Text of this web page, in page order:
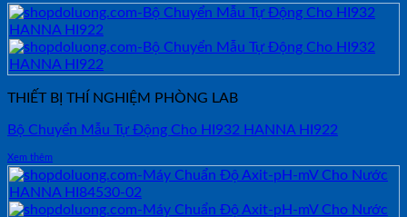
THIẾT BỊ THÍ NGHIỆM PHÒNG LAB
Bộ Chuyển Mẫu Tự Động Cho HI932 HANNA HI922
Xem thêm